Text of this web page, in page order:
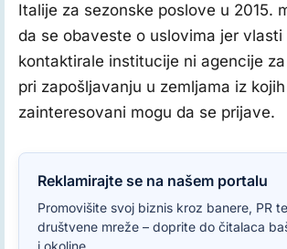
Italije za sezonske poslove u 2015.
da se obaveste o uslovima jer vlasti
kontaktirale institucije ni agencije
pri zapošljavanju u zemljama iz kojih
zainteresovani mogu da se prijave.
Reklamirajte se na našem portalu
Promovišite svoj biznis kroz banere, PR
društvene mreže – doprite do čitalaca
i okoline.